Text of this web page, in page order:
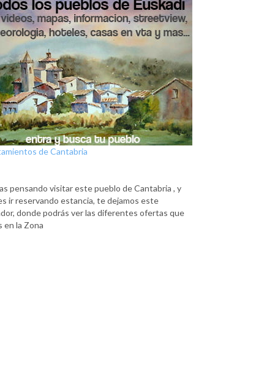
de Cantabria
pensando visitar este pueblo de Cantabria , y
ir reservando estancia, te dejamos este
donde podrás ver las diferentes ofertas que
en la Zona